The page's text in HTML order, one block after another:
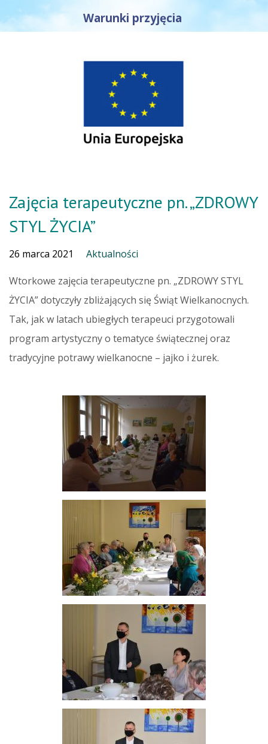
Warunki przyjęcia
Zajęcia terapeutyczne pn. „ZDROWY
STYL ŻYCIA”
26 marca 2021 Aktualności
Wtorkowe zajęcia terapeutyczne pn. „ZDROWY STYL
ŻYCIA” dotyczyły zbliżających się Świąt Wielkanocnych.
Tak, jak w latach ubiegłych terapeuci przygotowali
program artystyczny o tematyce świątecznej oraz
tradycyjne potrawy wielkanocne – jajko i żurek.